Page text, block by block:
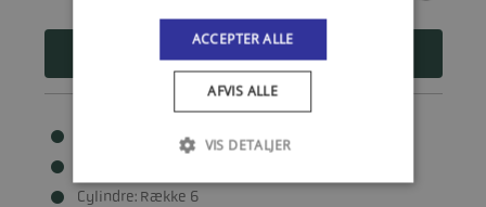
374.970
Cylindre: Række 6
ACCEPTER ALLE
AFVIS ALLE
VIS DETALJER